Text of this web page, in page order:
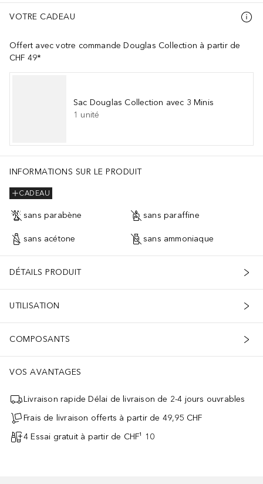
VOTRE CADEAU
Offert avec votre commande Douglas Collection à partir de
CHF 49*
Sac Douglas Collection avec 3 Minis
1 unité
INFORMATIONS SUR LE PRODUIT
CADEAU
sans parabène sans paraffine
sans acétone sans ammoniaque
DÉTAILS PRODUIT
UTILISATION
COMPOSANTS
VOS AVANTAGES
Livraison rapide Délai de livraison de 2-4 jours ouvrables
Frais de livraison offerts à partir de 49,95 CHF
4 Essai gratuit à partir de CHF¹ 10